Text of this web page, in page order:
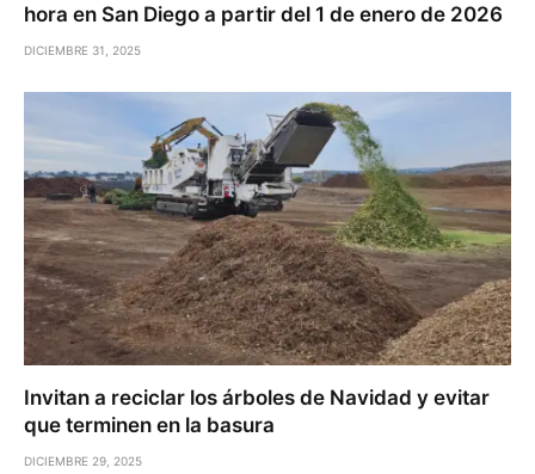
hora en San Diego a partir del 1 de enero de 2026
DICIEMBRE 31, 2025
Invitan a reciclar los árboles de Navidad y evitar
que terminen en la basura
DICIEMBRE 29, 2025